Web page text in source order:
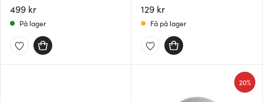
499 kr
På lager
129 kr
Få på lager
20%